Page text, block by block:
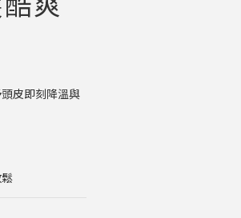
皮即刻降溫與